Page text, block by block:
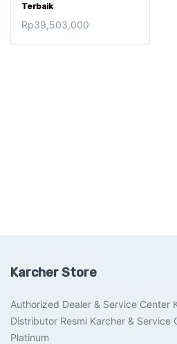
Terbaik
Rp39,503,000
Karcher Store
Authorized Dealer & Service Center
Distributor Resmi Karcher & Service
Platinum